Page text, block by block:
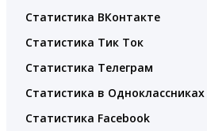
Статистика ВКонтакте
Статистика Тик Ток
Статистика Телеграм
Статистика в Одноклассниках
Статистика Facebook